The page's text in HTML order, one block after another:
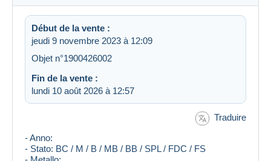
Début de la vente :
jeudi 9 novembre 2023 à 12:09
Objet n°1900426002
Fin de la vente :
lundi 10 août 2026 à 12:57
Traduire
- Anno:
- Stato: BC / M / B / MB / BB / SPL / FDC / FS